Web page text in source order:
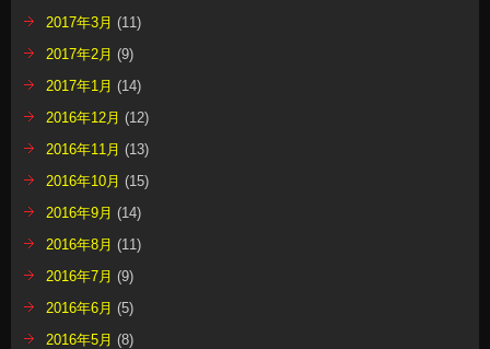
2017年3月 (11)
2017年2月 (9)
2017年1月 (14)
2016年12月 (12)
2016年11月 (13)
2016年10月 (15)
2016年9月 (14)
2016年8月 (11)
2016年7月 (9)
2016年6月 (5)
2016年5月 (8)